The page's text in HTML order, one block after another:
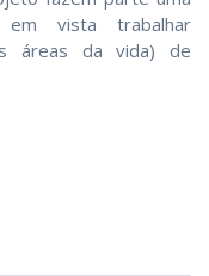
vista trabalhar
áreas da vida) de